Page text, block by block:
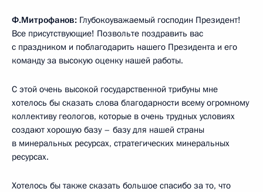
Ф.Митрофанов: Глубокоуважаемый господин Президент!
Все присутствующие! Позвольте поздравить вас
с праздником и поблагодарить нашего Президента и его
команду за высокую оценку нашей работы.
С этой очень высокой государственной трибуны мне
хотелось бы сказать слова благодарности всему огромному
коллективу геологов, которые в очень трудных условиях
создают хорошую базу – базу для нашей страны
в минеральных ресурсах, стратегических минеральных
ресурсах.
Хотелось бы также сказать большое спасибо за то, что